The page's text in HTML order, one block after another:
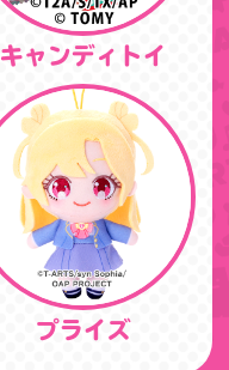
キャンディトイ
プライズ